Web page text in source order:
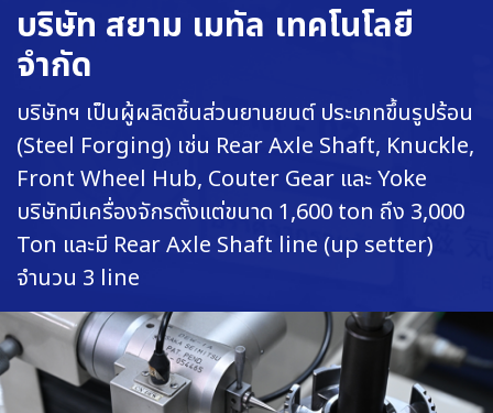
บริษัท สยาม เมทัล เทคโนโลยี
จำกัด
บริษัทฯ เป็นผู้ผลิตชิ้นส่วนยานยนต์ ประเภทขึ้นรูปร้อu
(Steel Forging) เช่u Rear Axle Shaft, Knuckle,
Front Wheel Hub, Couter Gear และ Yoke
บริษัทมีเครื่องจักรตั้งแต่ขนาด 1,600 ton ถึง 3,000
Ton และมี Rear Axle Shaft line (up setter)
จำนวu 3 line